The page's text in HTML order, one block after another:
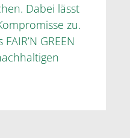
Dabei lässt
zu.
GREEN